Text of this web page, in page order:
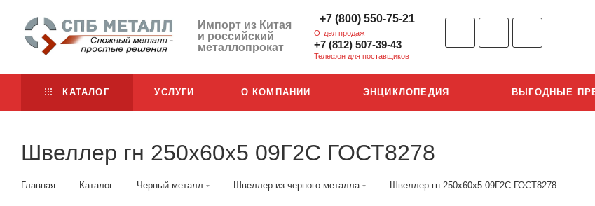
Импорт из Китая
и российский
металлопрокат
+7 (800) 550-75-21
Отдел продаж
+7 (812) 507-39-43
Телефон для поставщиков
КАТАЛОГ УСЛУГИ О КОМПАНИИ ЭНЦИКЛОПЕДИЯ ВЫГОДНЫЕ
Швеллер гн 250х60х5 09Г2С ГОСТ8278
Главная — Каталог — Черный металл — Швеллер из черного металла — Швеллер гн 250х60х5 09Г2С ГОСТ8278